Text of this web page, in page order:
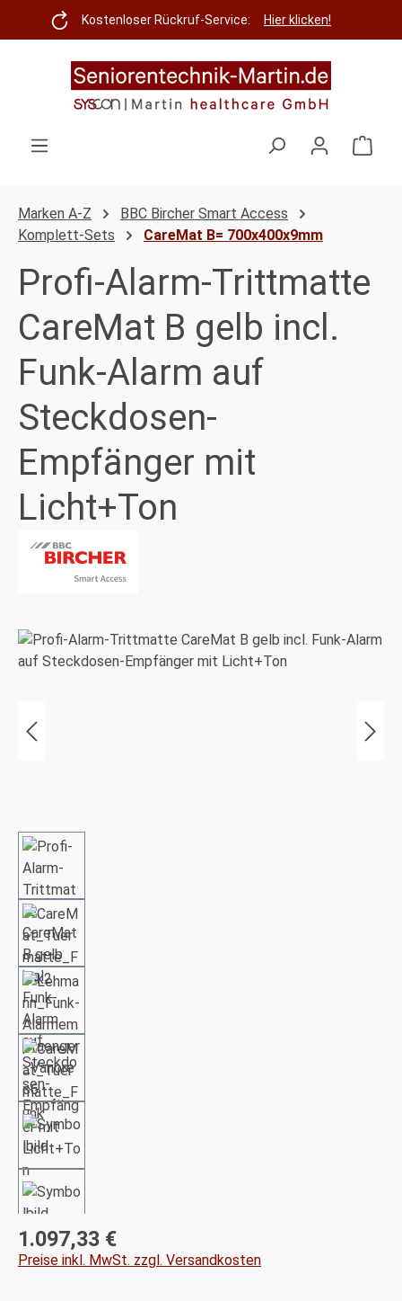
Zum Hauptinhalt springen
Kostenloser Rückruf-Service: Hier klicken!
Marken A-Z
BBC Bircher Smart Access
Komplett-Sets
CareMat B= 700x400x9mm
Profi-Alarm-Trittmatte
CareMat B gelb incl.
Funk-Alarm auf
Steckdosen-
Empfänger mit
Licht+Ton
Bildergalerie überspringen
Regulärer Preis:
1.097,33 €
Preise inkl. MwSt. zzgl. Versandkosten